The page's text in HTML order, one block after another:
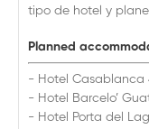
tipo de hotel y
Planned
- Hotel Casablanca
- Hotel Barcelo’
- Hotel Porta del